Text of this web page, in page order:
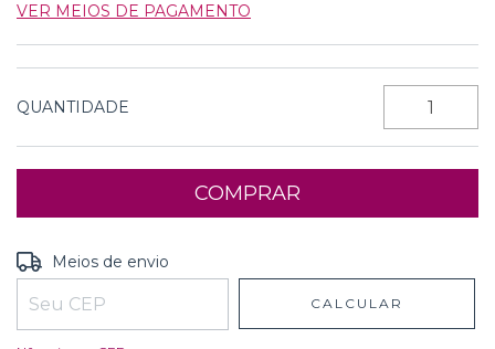
VER MEIOS DE PAGAMENTO
QUANTIDADE
Entregas para o CEP:
Meios de envio
CALCULAR